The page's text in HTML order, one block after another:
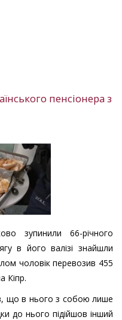
пенсіонера з
зупинили 66-річного
в його валізі знайшли
чоловік перевозив 455
Кіпр.
що в нього з собою лише
до нього підійшов інший